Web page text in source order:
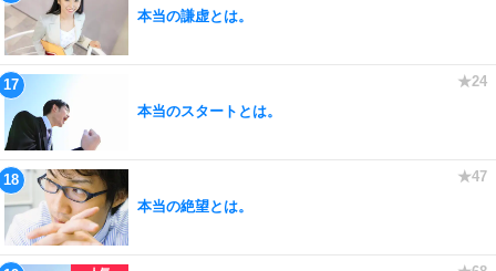
本当の謙虚とは。
本当のスタートとは。
本当の絶望とは。